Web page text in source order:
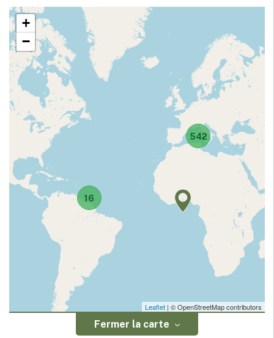
16
542
+
−
Leaflet | © OpenStreetMap contributors
Fermer la carte